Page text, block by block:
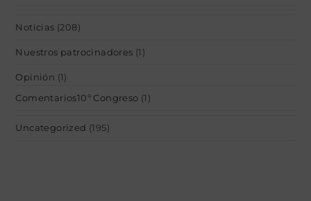
Noticias (208)
Nuestros patrocinadores (1)
Opinión (1)
Comentarios10º Congreso (1)
Uncategorized (195)